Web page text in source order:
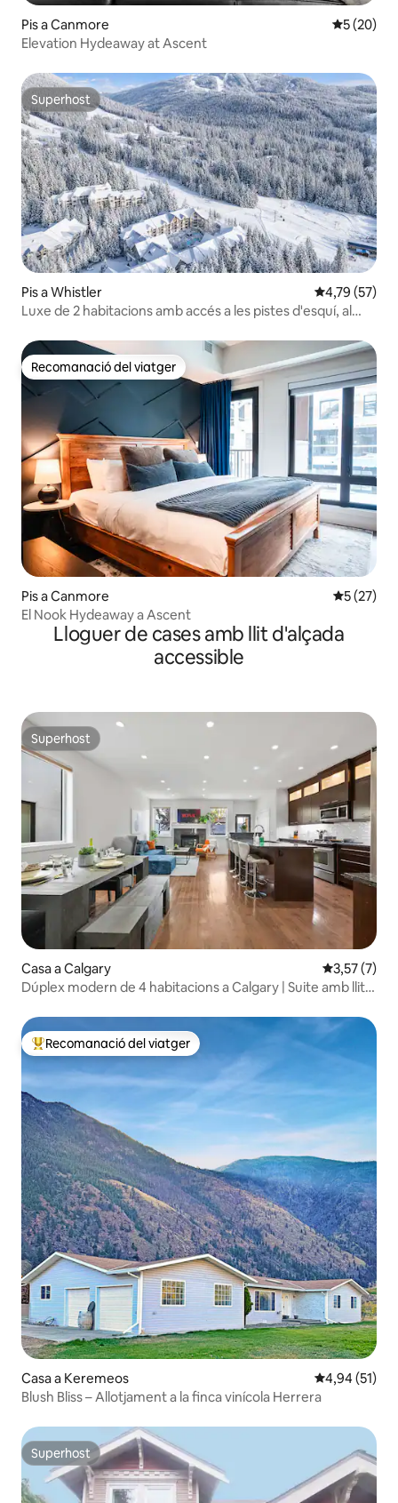
Pis a Canmore 5 de
5 (20)
Elevation Hydeaway at Ascent
Superhost
Superhost
Pis a Whistler 4,79 de
4,79 (57)
Luxe de 2 habitacions amb accés a les pistes d'esquí, al
Recomanació del viatger
Recomanació del viatger
Pis a Canmore 5 de
5 (27)
El Nook Hydeaway a Ascent
Lloguer de cases amb llit d'alçada
accessible
Superhost
Superhost
Casa a Calgary 3,57 de
3,57 (7)
Dúplex modern de 4 habitacions a Calgary | Suite amb llit
Principals recomanacions dels viatgers
Recomanació del viatger
Casa a Keremeos 4,94 de
4,94 (51)
Blush Bliss – Allotjament a la finca vinícola Herrera
Superhost
Superhost